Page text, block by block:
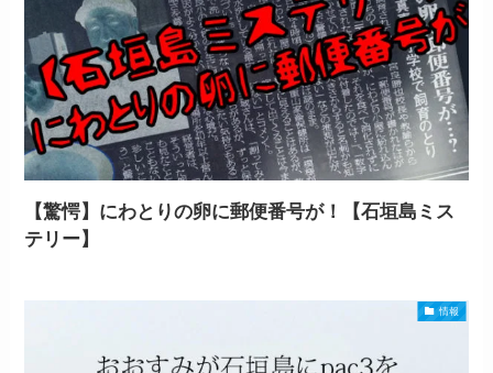
【驚愕】にわとりの卵に郵便番号が！【石垣島ミス
テリー】
情報